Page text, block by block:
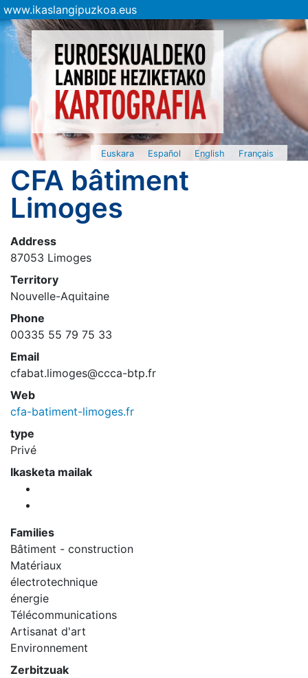
www.ikaslangipuzkoa.eus
Euskara Español English Français
CFA bâtiment
Limoges
Address
87053 Limoges
Territory
Nouvelle-Aquitaine
Phone
00335 55 79 75 33
Email
cfabat.limoges@ccca-btp.fr
Web
cfa-batiment-limoges.fr
type
Privé
Ikasketa mailak
Families
Bâtiment - construction
Matériaux
électrotechnique
énergie
Télécommunications
Artisanat d'art
Environnement
Zerbitzuak